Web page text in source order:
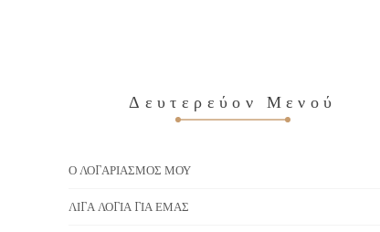
Δευτερεύον Μενού
Ο ΛΟΓΑΡΙΑΣΜΌΣ ΜΟΥ
ΛΊΓΑ ΛΌΓΙΑ ΓΙΑ ΕΜΆΣ